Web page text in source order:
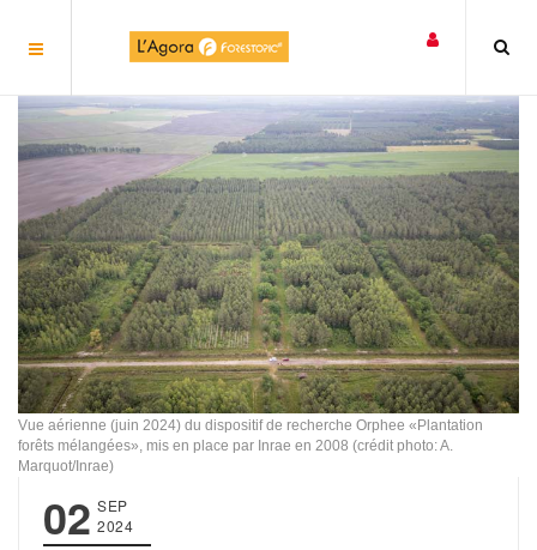
Vue aérienne (juin 2024) du dispositif de recherche Orphee «Plantation
forêts mélangées», mis en place par Inrae en 2008 (crédit photo: A.
Marquot/Inrae)
02 SEP
2024